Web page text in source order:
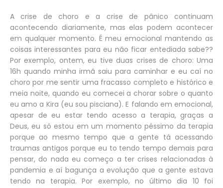
A crise de choro e a crise de pânico continuam
acontecendo diariamente, mas elas podem acontecer
em qualquer momento. É meu emocional mantendo as
coisas interessantes para eu não ficar entediada sabe??
Por exemplo, ontem, eu tive duas crises de choro: Uma
16h quando minha irmã saiu para caminhar e eu caí no
choro por me sentir uma fracasso completo e histórico e
meia noite, quando eu comecei a chorar sobre o quanto
eu amo a Kira (eu sou pisciana). E falando em emocional,
apesar de eu estar tendo acesso a terapia, graças a
Deus, eu só estou em um momento péssimo da terapia
porque ao mesmo tempo que a gente tá acessando
traumas antigos porque eu to tendo tempo demais para
pensar, do nada eu começo a ter crises relacionadas à
pandemia e aí bagunça a evolução que a gente estava
tendo na terapia. Por exemplo, no último dia 10 foi